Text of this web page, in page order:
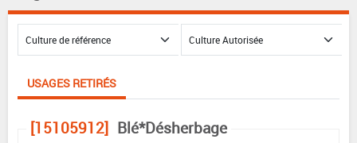
USAGES RETIRÉS
[15105912] Blé*Désherbage